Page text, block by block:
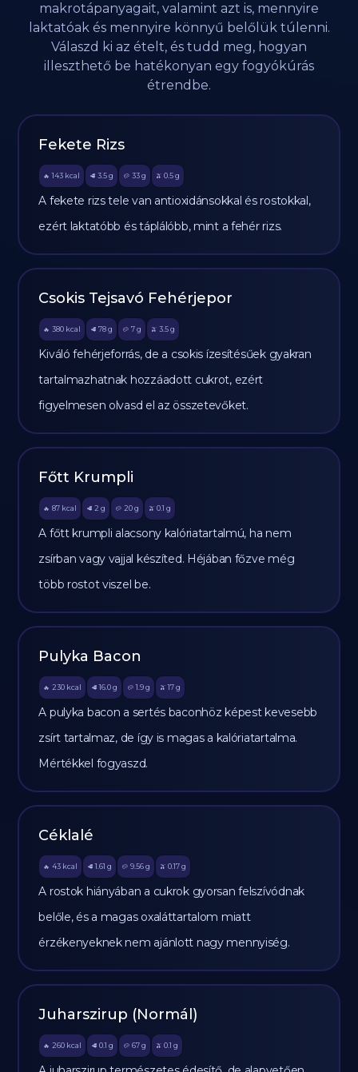
makrotápanyagait, valamint azt is, mennyire
laktatóak és mennyire könnyű belőlük túlenni.
Válaszd ki az ételt, és tudd meg, hogyan
illeszthető be hatékonyan egy fogyókúrás
étrendbe.
Fekete Rizs
🔥 143 kcal 🥩 3.5 g 🥔 33g 🫒 0.5 g
A fekete rizs tele van antioxidánsokkal és rostokkal,
ezért laktatóbb és táplálóbb, mint a fehér rizs.
Csokis Tejsavó Fehérjepor
🔥 380 kcal 🥩 78 g 🥔 7g 🫒 3.5 g
Kiváló fehérjeforrás, de a csokis ízesítésűek gyakran
tartalmazhatnak hozzáadott cukrot, ezért
figyelmesen olvasd el az összetevőket.
Főtt Krumpli
🔥 87 kcal 🥩 2 g 🥔 20g 🫒 0.1 g
A főtt krumpli alacsony kalóriatartalmú, ha nem
zsírban vagy vajjal készíted. Héjában főzve még
több rostot viszel be.
Pulyka Bacon
🔥 230 kcal 🥩 16.0 g 🥔 1.9g 🫒 17 g
A pulyka bacon a sertés baconhöz képest kevesebb
zsírt tartalmaz, de így is magas a kalóriatartalma.
Mértékkel fogyaszd.
Céklalé
🔥 43 kcal 🥩 1.61 g 🥔 9.56g 🫒 0.17 g
A rostok hiányában a cukrok gyorsan felszívódnak
belőle, és a magas oxaláttartalom miatt
érzékenyeknek nem ajánlott nagy mennyiség.
Juharszirup (Normál)
🔥 260 kcal 🥩 0.1 g 🥔 67g 🫒 0.1 g